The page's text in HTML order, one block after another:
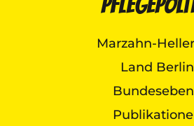
Marzahn-
Land Berlin